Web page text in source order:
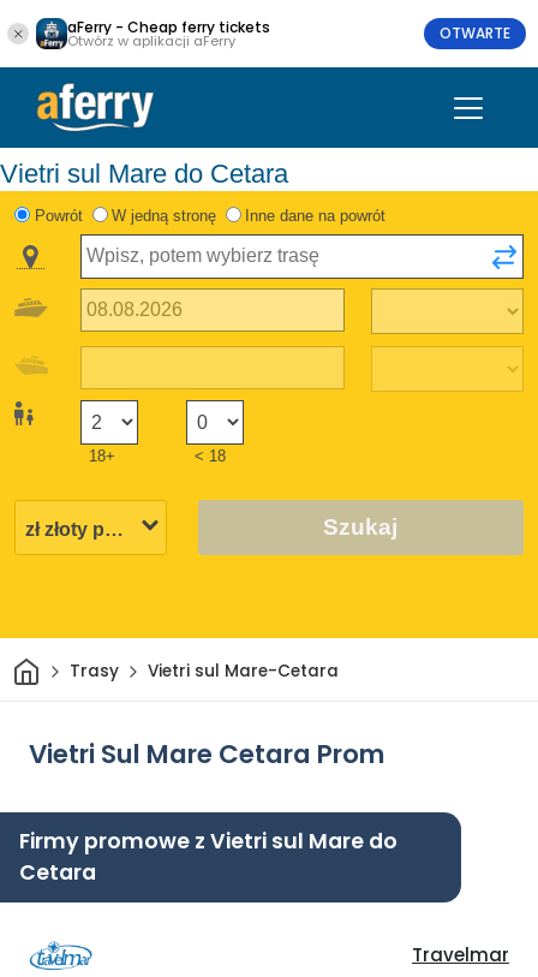
aFerry - Cheap ferry tickets
Otwórz w aplikacji aFerry OTWARTE
Vietri sul Mare do Cetara
Powrót W jedną stronę Inne dane na powrót
18+ < 18
Szukaj
DomTrasy Vietri sul Mare-Cetara
Vietri Sul Mare Cetara Prom
Firmy promowe z Vietri sul Mare do
Cetara
Travelmar